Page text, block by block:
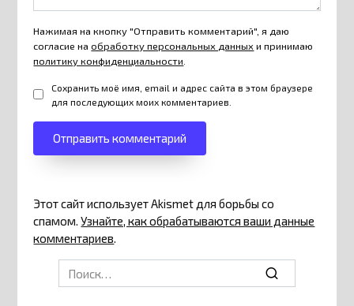
Нажимая на кнопку "Отправить комментарий", я даю
согласие наобработку персональных данных и принимаю
политику конфиденциальности
Сохранить моё имя, email и адрес сайта в этом браузере
для последующих моих комментариев.
Этот сайт использует Akismet для борьбы со
спамом.Узнайте, как обрабатываются ваши данные
комментариев.
Search
for: